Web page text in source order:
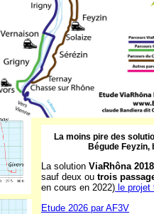
La moins pire des
Bégude Feyzin,
La solution ViaRhôna 2018
sauf deux ou trois
en cours en 2022) le
Etude 2026 par AF3V